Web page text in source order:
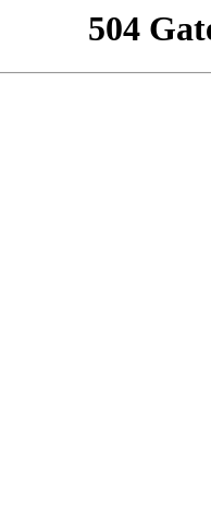
504